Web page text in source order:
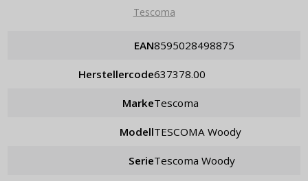
Tescoma
EAN 8595028498875
Herstellercode 637378.00
Marke Tescoma
Modell TESCOMA Woody
Serie Tescoma Woody